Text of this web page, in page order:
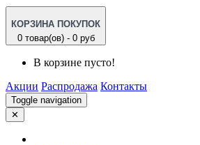
КОРЗИНА ПОКУПОК
0 товар(ов) - 0 руб
В корзине пусто!
Акции Распродажа Контакты
Toggle navigation
✕